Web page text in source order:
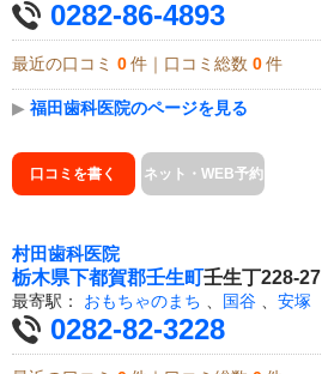
0282-86-4893
最近の口コミ 0 件｜口コミ総数 0 件
▶ 福田歯科医院のページを見る
口コミを書く ネット・WEB予約
村田歯科医院
栃木県下都賀郡壬生町壬生丁228-27
最寄駅： おもちゃのまち 国谷 安塚
0282-82-3228